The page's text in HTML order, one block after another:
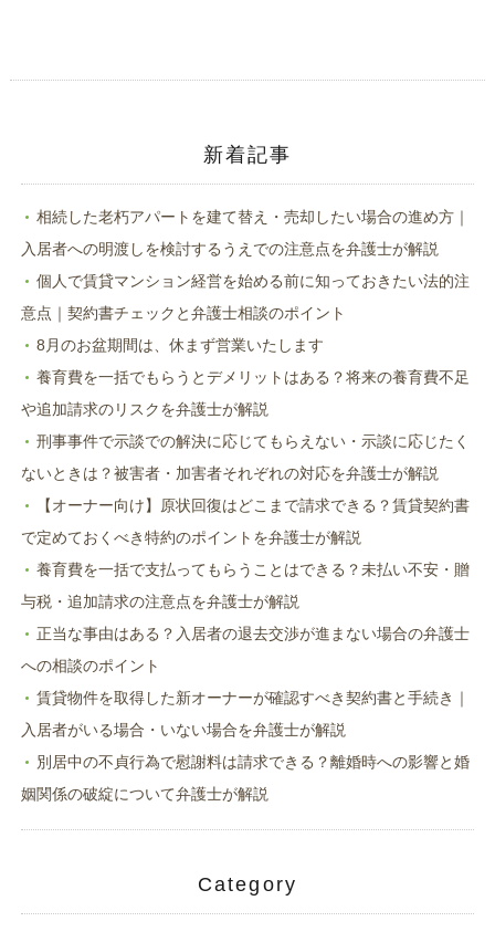
開 し
開
ま
す)
新着記事
相続した老朽アパートを建て替え・売却したい場合の進め方｜
入居者への明渡しを検討するうえでの注意点を弁護士が解説
個人で賃貸マンション経営を始める前に知っておきたい法的注
意点｜契約書チェックと弁護士相談のポイント
8月のお盆期間は、休まず営業いたします
養育費を一括でもらうとデメリットはある？将来の養育費不足
や追加請求のリスクを弁護士が解説
刑事事件で示談での解決に応じてもらえない・示談に応じたく
ないときは？被害者・加害者それぞれの対応を弁護士が解説
【オーナー向け】原状回復はどこまで請求できる？賃貸契約書
で定めておくべき特約のポイントを弁護士が解説
養育費を一括で支払ってもらうことはできる？未払い不安・贈
与税・追加請求の注意点を弁護士が解説
正当な事由はある？入居者の退去交渉が進まない場合の弁護士
への相談のポイント
賃貸物件を取得した新オーナーが確認すべき契約書と手続き｜
入居者がいる場合・いない場合を弁護士が解説
別居中の不貞行為で慰謝料は請求できる？離婚時への影響と婚
姻関係の破綻について弁護士が解説
Category